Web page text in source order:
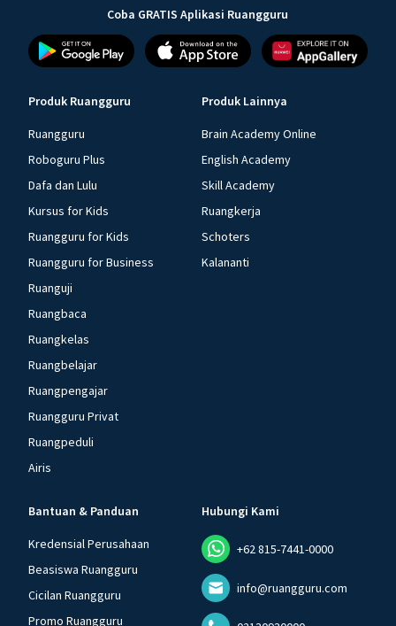
Coba GRATIS Aplikasi Ruangguru
Produk Ruangguru
Ruangguru
Roboguru Plus
Dafa dan Lulu
Kursus for Kids
Ruangguru for Kids
Ruangguru for Business
Ruanguji
Ruangbaca
Ruangkelas
Ruangbelajar
Ruangpengajar
Ruangguru Privat
Ruangpeduli
Airis
Produk Lainnya
Brain Academy Online
English Academy
Skill Academy
Ruangkerja
Schoters
Kalananti
Bantuan & Panduan
Kredensial Perusahaan
Beasiswa Ruangguru
Cicilan Ruangguru
Promo Ruangguru
Hubungi Kami
+62 815-7441-0000
info@ruangguru.com